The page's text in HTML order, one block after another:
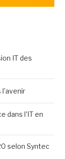
IT des
l'avenir
dans l'IT en
selon Syntec